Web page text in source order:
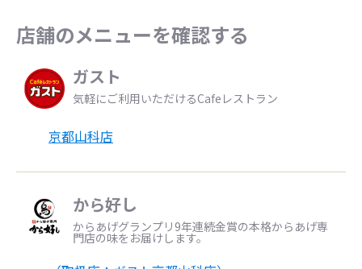
店舗のメニューを確認する
ガスト
気軽にご利用いただけるCafeレストラン
京都山科店
から好し
からあげグランプリ9年連続金賞の本格からあげ専
門店の味をお届けします。